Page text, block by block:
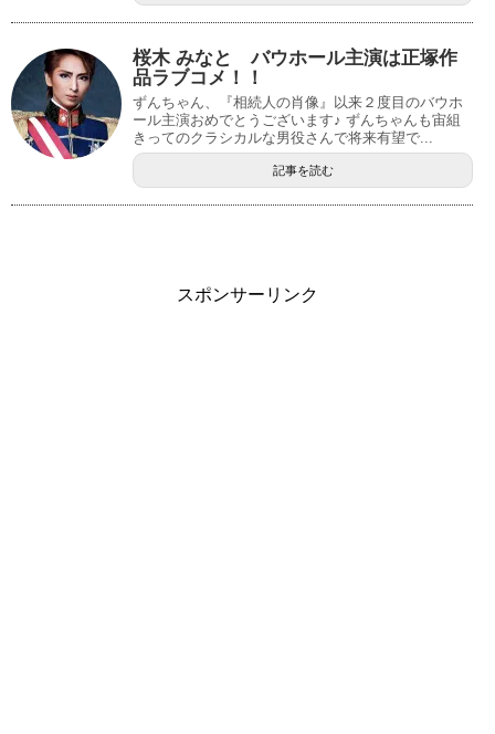
桜木 みなと バウホール主演は正塚作
品ラブコメ！！
ずんちゃん、『相続人の肖像』以来２度目のバウホ
ール主演おめでとうございます♪ ずんちゃんも宙組
きってのクラシカルな男役さんで将来有望で...
記事を読む
スポンサーリンク